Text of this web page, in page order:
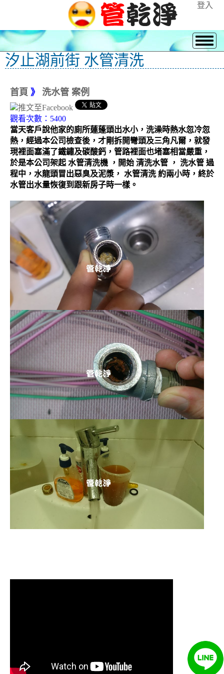
登入
汐止湖前街 水管清洗
首頁 》 洗水管 案例
觀看次數：5400
當天客戶說他家的廁所蓮蓬頭出水小，洗澡時熱水忽冷忽
熱，經過本公司檢查後，才剛拆開彎頭及三角凡爾，就發
現裡面塞滿了鐵鏽及碳酸鈣，管路裡面也堵塞相當嚴重，
於是本公司架起 水管清洗機 ，開始 清洗水管 ， 洗水管 過
程中，水龍頭冒出惡臭及泥漿， 水管清洗 約兩小時，終於
水管出水量恢復到跟新房子時一樣。